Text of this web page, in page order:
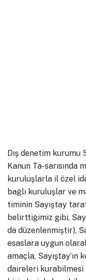
Dış denetim kurumu
Kanun Ta-sarısında
kuruluşlarla il özel
bağlı kuruluşlar ve
timinin Sayıştay
belirttiğimiz gibi,
da düzenlenmiştir),
esaslara uygun
amaçla, Sayıştay’ın
daireleri kurabilmesi